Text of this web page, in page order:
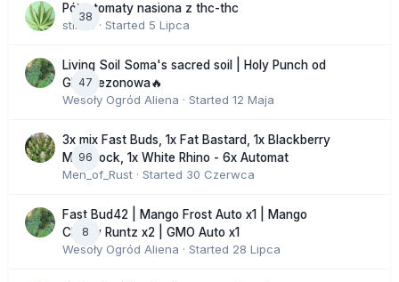
38
Półautomaty nasiona z thc-thc
stix33 · Started 5 Lipca
47
Living Soil Soma's sacred soil | Holy Punch od
GHS sezonowa🔥
Wesoły Ogród Aliena · Started 12 Maja
96
3x mix Fast Buds, 1x Fat Bastard, 1x Blackberry
Moonrock, 1x White Rhino - 6x Automat
Men_of_Rust · Started 30 Czerwca
8
Fast Bud42 | Mango Frost Auto x1 | Mango
Cherry Runtz x2 | GMO Auto x1
Wesoły Ogród Aliena · Started 28 Lipca